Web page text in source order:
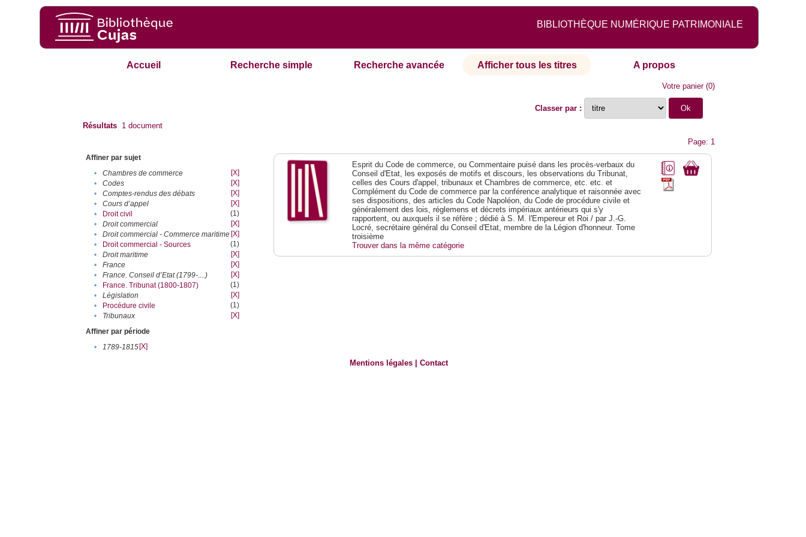
BIBLIOTHÈQUE NUMÉRIQUE PATRIMONIALE
Accueil Recherche simple Recherche avancée Afficher tous les titres A propos
Votre panier(0)
Classer par :
Résultats 1 document
Page: 1
Affiner par sujet
•
Chambres de commerce
[X]
•
Codes
[X]
•
Comptes-rendus des débats
[X]
•
Cours d’appel
[X]
•
Droit civil
(1)
•
Droit commercial
[X]
•
Droit commercial - Commerce maritime [X]
•
Droit commercial - Sources
(1)
•
Droit maritime
[X]
•
France
[X]
•
France. Conseil d’Etat (1799-....)
[X]
•
France. Tribunat (1800-1807)
(1)
•
Législation
[X]
•
Procédure civile
(1)
•
Tribunaux
[X]
Affiner par période
•
1789-1815[X]
Esprit du Code de commerce, ou Commentaire puisé dans les procès-verbaux du
Conseil d'Etat, les exposés de motifs et discours, les observations du Tribunat,
celles des Cours d'appel, tribunaux et Chambres de commerce, etc. etc. et
Complément du Code de commerce par la conférence analytique et raisonnée avec
ses dispositions, des articles du Code Napoléon, du Code de procédure civile et
généralement des lois, réglemens et décrets impériaux antérieurs qui s'y
rapportent, ou auxquels il se réfère ; dédié à S. M. l'Empereur et Roi / par J.-G.
Locré, secrétaire général du Conseil d'Etat, membre de la Légion d'honneur. Tome
troisième
Trouver dans la même catégorie
Mentions légales |Contact